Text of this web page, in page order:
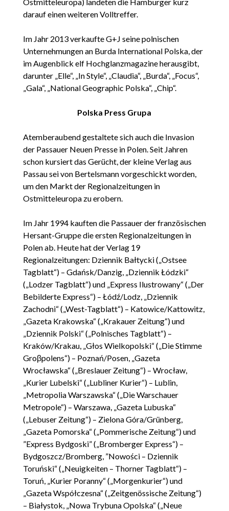
Ostmitteleuropa) landeten die Hamburger kurz
darauf einen weiteren Volltreffer.
Im Jahr 2013 verkaufte G+J seine polnischen
Unternehmungen an Burda International Polska, der
im Augenblick elf Hochglanzmagazine herausgibt,
darunter „Elle“, „In Style“, „Claudia“, „Burda“, „Focus“,
„Gala“, „National Geographic Polska“, „Chip“.
Polska Press Grupa
Atemberaubend gestaltete sich auch die Invasion
der Passauer Neuen Presse in Polen. Seit Jahren
schon kursiert das Gerücht, der kleine Verlag aus
Passau sei von Bertelsmann vorgeschickt worden,
um den Markt der Regionalzeitungen in
Ostmitteleuropa zu erobern.
Im Jahr 1994 kauften die Passauer der französischen
Hersant-Gruppe die ersten Regionalzeitungen in
Polen ab. Heute hat der Verlag 19
Regionalzeitungen: Dziennik Bałtycki („Ostsee
Tagblatt“) – Gdańsk/Danzig, „Dziennik Łódzki“
(„Lodzer Tagblatt“) und „Express Ilustrowany“ („Der
Bebilderte Express“) – Łódź/Lodz, „Dziennik
Zachodni“ („West-Tagblatt“) – Katowice/Kattowitz,
„Gazeta Krakowska“ („Krakauer Zeitung“) und
„Dziennik Polski“ („Polnisches Tagblatt“) –
Kraków/Krakau, „Głos Wielkopolski“ („Die Stimme
Groβpolens“) – Poznań/Posen, „Gazeta
Wrocławska“ („Breslauer Zeitung“) – Wrocław,
„Kurier Lubelski“ („Lubliner Kurier“) – Lublin,
„Metropolia Warszawska“ („Die Warschauer
Metropole“) – Warszawa, „Gazeta Lubuska“
(„Lebuser Zeitung“) – Zielona Góra/Grünberg,
„Gazeta Pomorska“ („Pommerische Zeitung“) und
”Express Bydgoski” („Bromberger Express“) –
Bydgoszcz/Bromberg, ”Nowości – Dziennik
Toruński“ („Neuigkeiten – Thorner Tagblatt“) –
Toruń, „Kurier Poranny“ („Morgenkurier“) und
„Gazeta Współczesna“ („Zeitgenössische Zeitung“)
– Białystok, „Nowa Trybuna Opolska“ („Neue